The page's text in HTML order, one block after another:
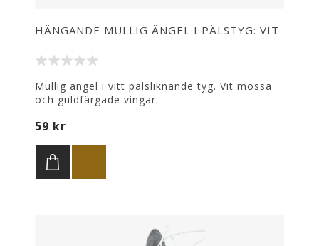
HÄNGANDE MULLIG ÄNGEL I PÄLSTYG: VIT
Mullig ängel i vitt pälsliknande tyg. Vit mössa
och guldfärgade vingar.
plats.
59 kr